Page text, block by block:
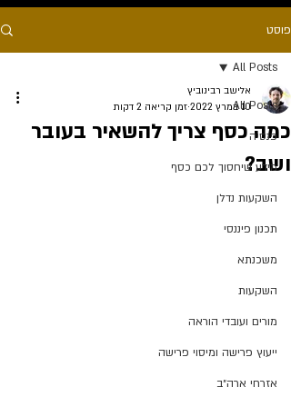
פוסט
All Posts
פנסיה
מידע שיחסוך לכם כסף
השקעות נדלן
תכנון פיננסי
משכנתא
השקעות
מורים ועובדי הוראה
ייעוץ פרישה ומיסוי פרישה
אזרחי ארה״ב
All Posts
כמה כסף צריך להשאיר בעובר
ושב?
אלישב רבינוביץ
10 במרץ 2022
זמן קריאה 2 דקות